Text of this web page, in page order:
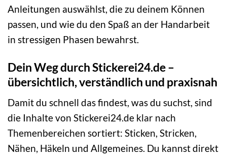
Anleitungen auswählst, die zu deinem Können
passen, und wie du den Spaß an der Handarbeit
in stressigen Phasen bewahrst.
Dein Weg durch Stickerei24.de –
übersichtlich, verständlich und praxisnah
Damit du schnell das findest, was du suchst, sind
die Inhalte von Stickerei24.de klar nach
Themenbereichen sortiert: Sticken, Stricken,
Nähen, Häkeln und Allgemeines. Du kannst direkt